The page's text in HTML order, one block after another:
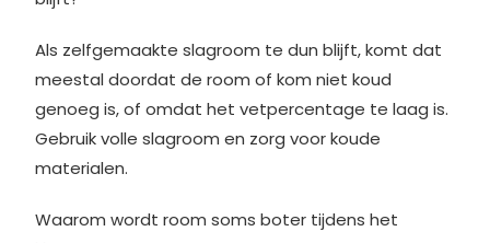
Als zelfgemaakte slagroom te dun blijft, komt dat
meestal doordat de room of kom niet koud
genoeg is, of omdat het vetpercentage te laag is.
Gebruik volle slagroom en zorg voor koude
materialen.
Waarom wordt room soms boter tijdens het